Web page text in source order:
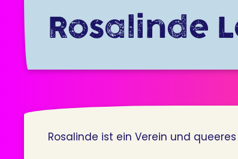
Rosalinde
Rosalinde ist ein Verein und